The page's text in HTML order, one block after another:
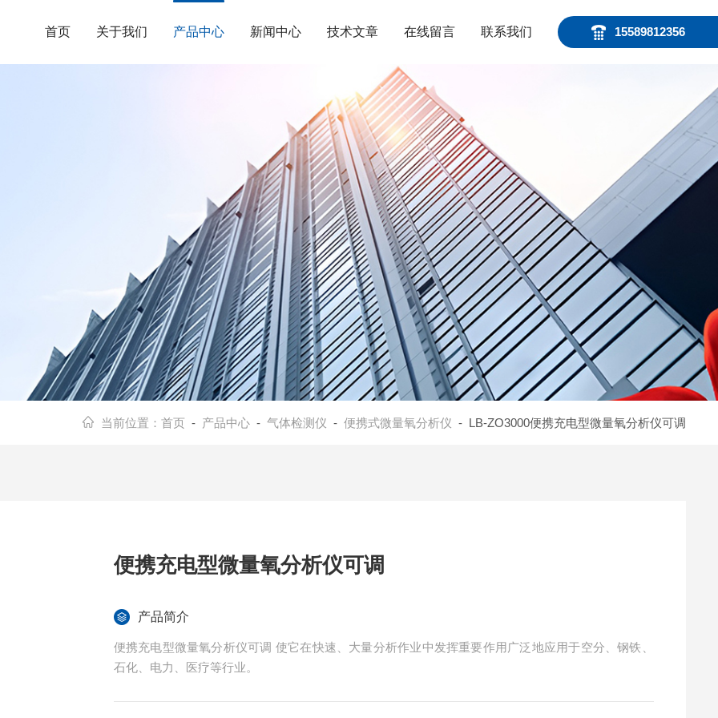
15589812356
首页 关于我们 产品中心 新闻中心 技术文章 在线留言 联系我们
当前位置： 首页 - 产品中心- 气体检测仪 - 便携式微量氧分析仪 - LB-ZO3000便携充电型微量氧分析仪可调
便携充电型微量氧分析仪可调
产品简介
便携充电型微量氧分析仪可调 使它在快速、大量分析作业中发挥重要作用广泛地应用于空分、钢铁、
石化、电力、医疗等行业。